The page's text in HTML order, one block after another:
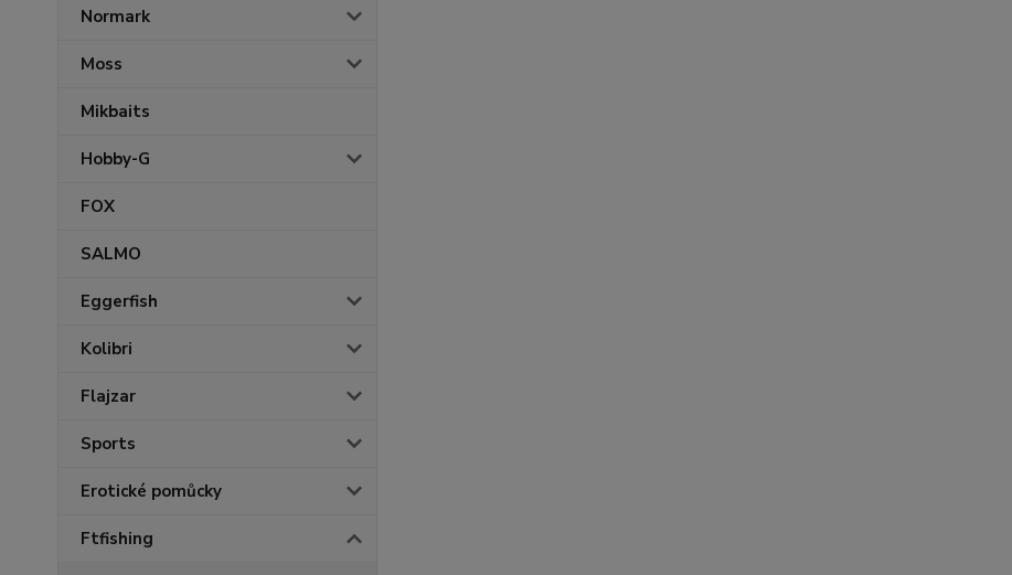
Normark
Moss
Mikbaits
Hobby-G
FOX
SALMO
Eggerfish
Kolibri
Flajzar
Sports
Erotické pomůcky
Ftfishing